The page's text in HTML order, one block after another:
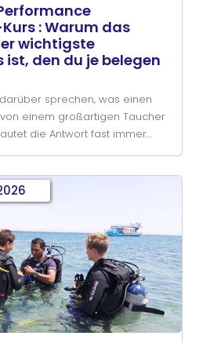
: Warum das
wichtigste
ist, den du je belegen
sprechen, was einen
einem großartigen Taucher
die Antwort fast immer
beim Tauchen
oder beim Tauchen im
spektakuläre Riffe driftest –
deiner Tarierung wird jeden
verändern.